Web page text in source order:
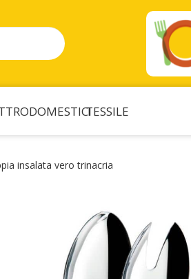
TESSILE
insalata vero trinacria